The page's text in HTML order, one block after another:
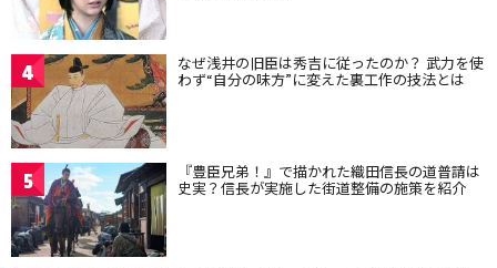
4 なぜ浅井の旧臣は秀吉に従ったのか？ 武力を使
わず“自分の味方”に変えた裏工作の技法とは
5 『豊臣兄弟！』で描かれた織田信長の道普請は
史実？信長が実施した街道整備の施策を紹介